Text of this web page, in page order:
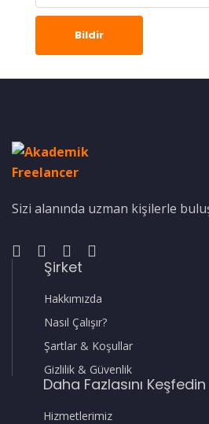
Bildir
Sizi alanında uzman kişilerle
Şirket
Hakkımızda
Nasıl Çalışır?
Şartlar & Koşullar
Gizlilik & Güvenlik
Daha Fazlasını Keşfedin
Hizmetlerimiz